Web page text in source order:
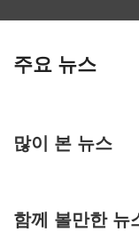
주요 뉴스
많이 본 뉴스
함께 볼만한 뉴